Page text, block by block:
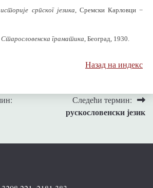
српског језика, Сремски Карловци −
Старословенска граматика, Београд, 1930.
Назад на индекс
Следећи термин:
рускословенски језик